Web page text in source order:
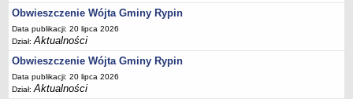
Plan postepowań o udzielenie zamówień
PRZETARGI UZP
Zapytania ofertowe
Przetargi - zbycie,dzierżawa,najem mienia komunalnego
Zamówienia Gminnego Ośrodka Pomocy Społecznej
Obwieszczenie Wójta Gminy Rypin
Data publikacji: 20 lipca 2026
Dział:Aktualności
Obwieszczenie Wójta Gminy Rypin
Data publikacji: 20 lipca 2026
Dział:Aktualności